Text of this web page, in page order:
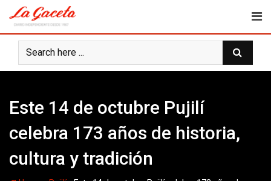
content
Este 14 de octubre Pujilí
celebra 173 años de historia,
cultura y tradición